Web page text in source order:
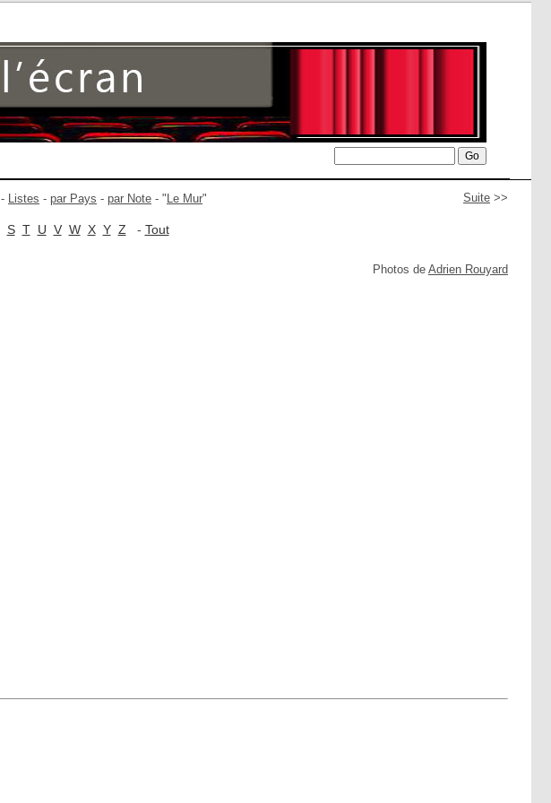
Suite >>
- Listes - par Pays - par Note - " Le Mur"
S T U V W X Y Z - Tout
Photos de Adrien Rouyard